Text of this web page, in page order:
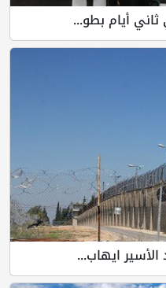
أيام بطو...
ايهاب...